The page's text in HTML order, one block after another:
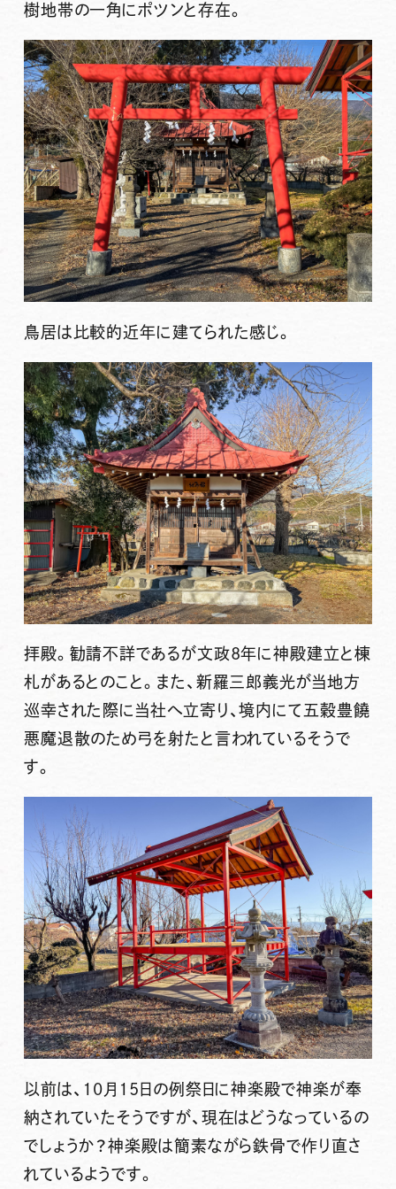
樹地帯の一角にポツンと存在。
鳥居は比較的近年に建てられた感じ。
拝殿。勧請不詳であるが文政8年に神殿建立と棟
札があるとのこと。また、新羅三郎義光が当地方
巡幸された際に当社へ立寄り、境内にて五穀豊饒
悪魔退散のため弓を射たと言われているそうで
す。
以前は、10月15日の例祭日に神楽殿で神楽が奉
納されていたそうですが、現在はどうなっているの
でしょうか？神楽殿は簡素ながら鉄骨で作り直さ
れているようです。